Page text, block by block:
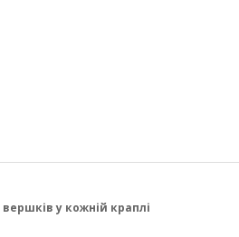
у кожній краплі